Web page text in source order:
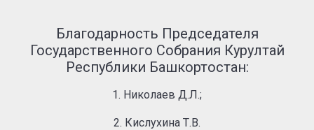
Благодарность Председателя
Государственного Собрания Курултай
Республики Башкортостан:
1. Николаев Д.Л.;
2. Кислухина Т.В.